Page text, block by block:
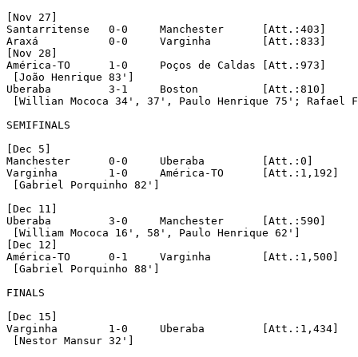
[Nov 27]
Santarritense	0-0	Manchester	[Att.:403]
Araxá		0-0	Varginha	[Att.:833]
[Nov 28]
América-TO	1-0	Poços de Caldas	[Att.:973]
[João Henrique 83']
Uberaba		3-1	Boston		[Att.:810]
[Willian Mococa 34', 37', Paulo Henrique 75'; Rafael
SEMIFINALS
[Dec 5]
Manchester	0-0	Uberaba		[Att.:0]	[in Ubá]
Varginha	1-0	América-TO	[Att.:1,192]
[Gabriel Porquinho 82']
[Dec 11]
Uberaba		3-0	Manchester	[Att.:590]
[William Mococa 16', 58', Paulo Henrique 62']
[Dec 12]
América-TO	0-1	Varginha	[Att.:1,500]
[Gabriel Porquinho 88']
FINALS
[Dec 15]
Varginha	1-0	Uberaba		[Att.:1,434]
[Nestor Mansur 32']